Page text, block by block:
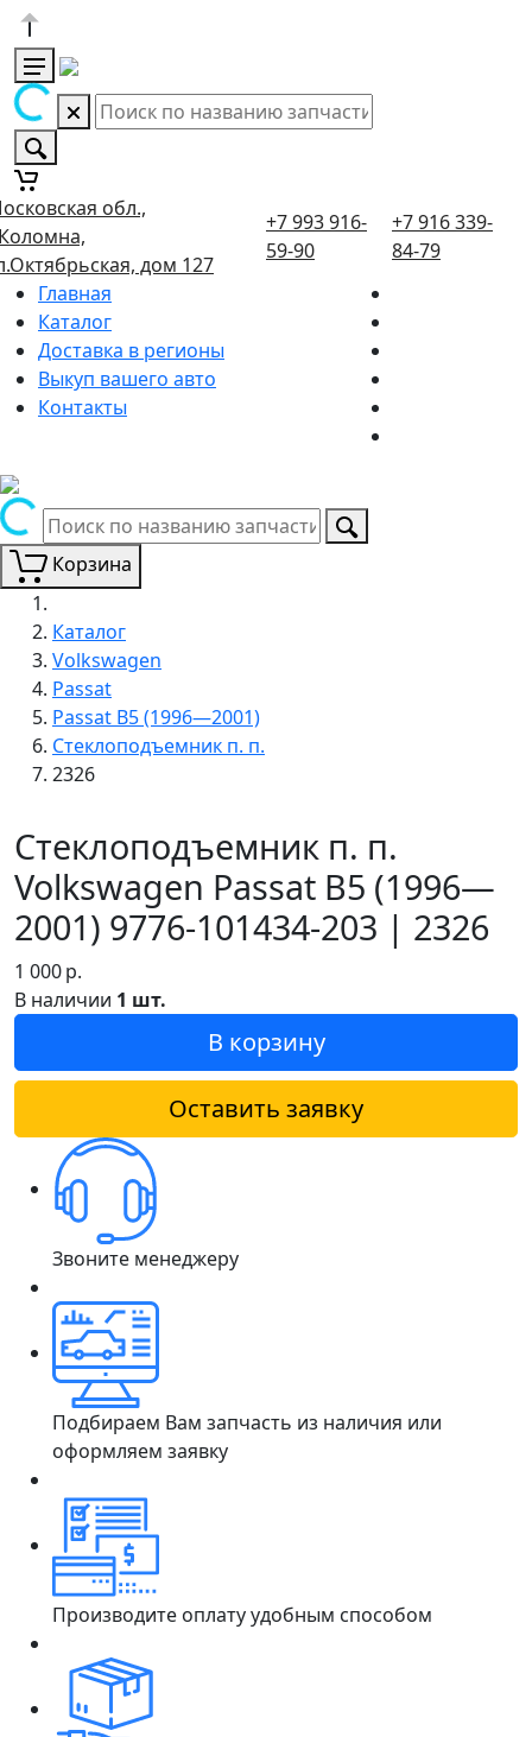
обл.,
дом 127
+7 993 916-
59-90
+7 916 339-
84-79
Главная
Каталог
Доставка в регионы
Выкуп вашего авто
Контакты
Корзина
Каталог
Volkswagen
Passat
Passat B5 (1996—2001)
Стеклоподъемник п. п.
2326
Стеклоподъемник п. п.
Volkswagen Passat B5 (1996—
2001) 9776-101434-203 | 2326
1 000р.
В наличии 1 шт.
В корзину
Оставить заявку
Звоните менеджеру
Подбираем Вам запчасть из наличия или
оформляем заявку
Производите оплату удобным способом